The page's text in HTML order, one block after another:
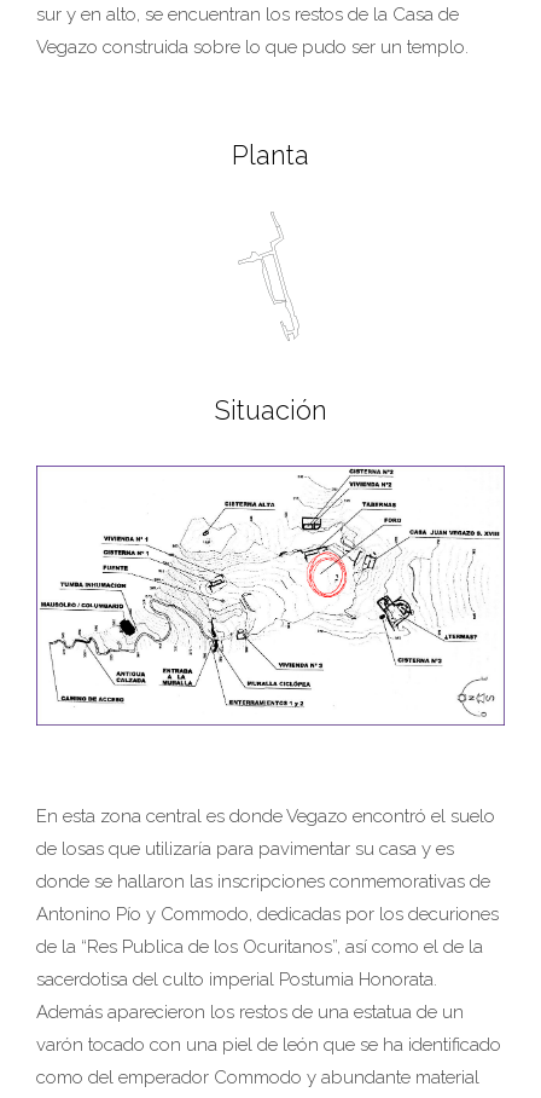
sur y en alto, se encuentran los restos de la Casa de
Vegazo construida sobre lo que pudo ser un templo.
Planta
Situación
En esta zona central es donde Vegazo encontró el suelo
de losas que utilizaría para pavimentar su casa y es
donde se hallaron las inscripciones conmemorativas de
Antonino Pío y Commodo, dedicadas por los decuriones
de la “Res Publica de los Ocuritanos”, así como el de la
sacerdotisa del culto imperial Postumia Honorata.
Además aparecieron los restos de una estatua de un
varón tocado con una piel de león que se ha identificado
como del emperador Commodo y abundante material